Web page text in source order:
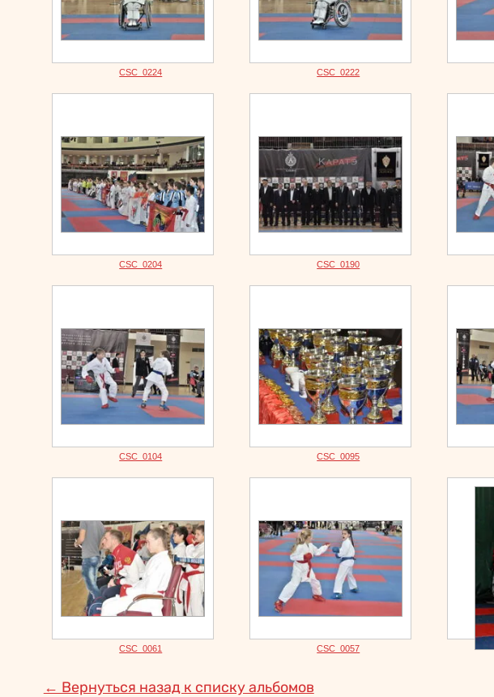
CSC_0224 CSC_0222
CSC_0204 CSC_0190
CSC_0104 CSC_0095
CSC_0061 CSC_0057
← Вернуться назад к списку альбомов